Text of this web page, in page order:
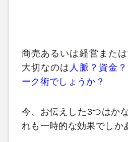
商売あるいは経営また
大切なのは 人脈？資金
ーク術でしょうか？
今、お伝えした3つはか
れも一時的な効果でしか